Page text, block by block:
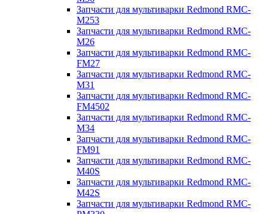
Запчасти для мультиварки Redmond RMC-
M253
Запчасти для мультиварки Redmond RMC-
M26
Запчасти для мультиварки Redmond RMC-
FM27
Запчасти для мультиварки Redmond RMC-
M31
Запчасти для мультиварки Redmond RMC-
FM4502
Запчасти для мультиварки Redmond RMC-
M34
Запчасти для мультиварки Redmond RMC-
FM91
Запчасти для мультиварки Redmond RMC-
M40S
Запчасти для мультиварки Redmond RMC-
M42S
Запчасти для мультиварки Redmond RMC-